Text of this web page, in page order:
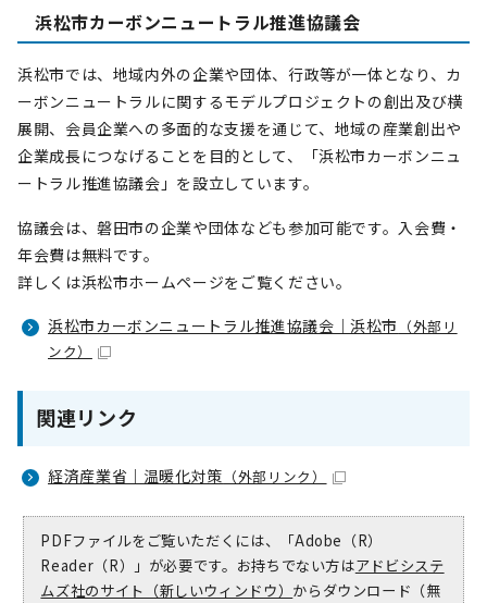
浜松市カーボンニュートラル推進協議会
浜松市では、地域内外の企業や団体、行政等が一体となり、カ
ーボンニュートラルに関するモデルプロジェクトの創出及び横
展開、会員企業への多面的な支援を通じて、地域の産業創出や
企業成長につなげることを目的として、「浜松市カーボンニュ
ートラル推進協議会」を設立しています。
協議会は、磐田市の企業や団体なども参加可能です。入会費・
年会費は無料です。
詳しくは浜松市ホームページをご覧ください。
浜松市カーボンニュートラル推進協議会｜浜松市 （外部リ
ンク）
関連リンク
経済産業省｜温暖化対策 （外部リンク）
PDFファイルをご覧いただくには、「Adobe（R）
Reader（R）」が必要です。お持ちでない方はアドビシステ
ムズ社のサイト（新しいウィンドウ） からダウンロード（無